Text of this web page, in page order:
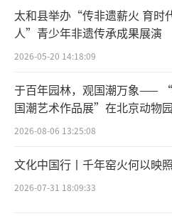
5月29日，在西安演
博摄
太和县举办“传非遗薪火 育时
人”青少年非遗传承成果展演
2026-05-20 14:18:09
于百年园林，观国潮万象—— “乾象·
国潮艺术作品展”在北京动物
机动展厅开展
2026-08-06 13:25:08
文化中国行丨千年窑火何以映
2026-07-31 18:09:33